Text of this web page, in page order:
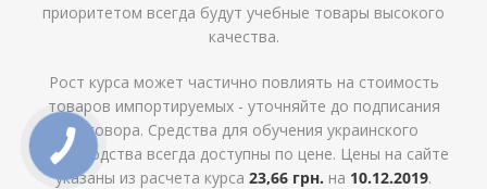
приоритетом всегда будут учебные товары высокого
качества.
Рост курса может частично повлиять на стоимость
товаров импортируемых - уточняйте до подписания
договора. Средства для обучения украинского
производства всегда доступны по цене. Цены на сайте
указаны из расчета курса 23,66 грн. на 10.12.2019.